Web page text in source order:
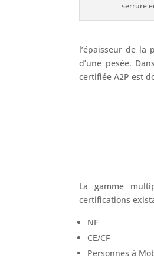
serrure
l’épaisseur de la
d’une pesée.
certifiée A2P est
La gamme
certifications
NF
CE/CF
Personnes à